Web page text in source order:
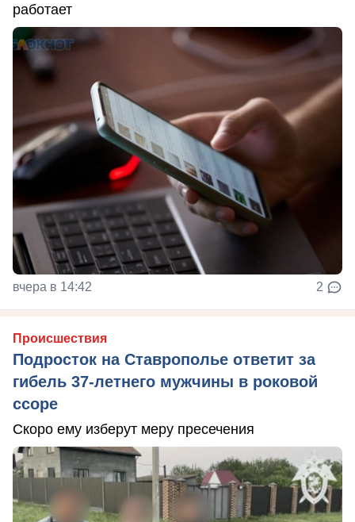
работает
вчера в 14:42 2
Происшествия
Подросток на Ставрополье ответит за
гибель 37-летнего мужчины в роковой
ссоре
Скоро ему изберут меру пресечения